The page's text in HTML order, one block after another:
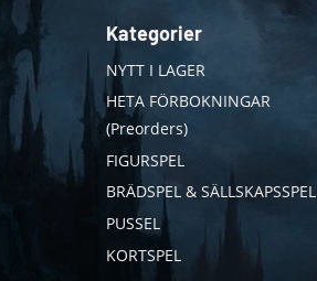
Kategorier
NYTT I LAGER
HETA FÖRBOKNINGAR
(Preorders)
FIGURSPEL
BRÄDSPEL & SÄLLSKAPSSPEL
PUSSEL
KORTSPEL